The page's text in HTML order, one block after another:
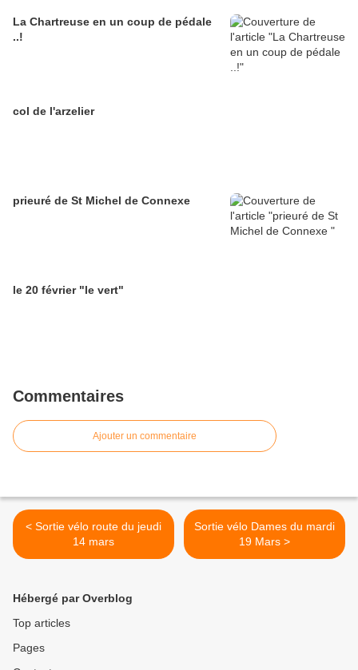
La Chartreuse en un coup de pédale
..!
col de l'arzelier
prieuré de St Michel de Connexe
le 20 février "le vert"
Commentaires
Ajouter un commentaire
< Sortie vélo route du jeudi
14 mars
Sortie vélo Dames du mardi
19 Mars >
Hébergé par Overblog
Top articles
Pages